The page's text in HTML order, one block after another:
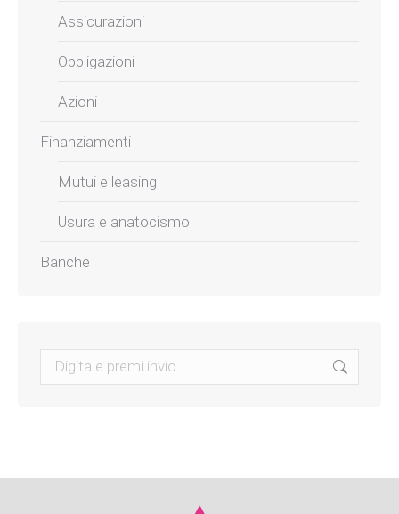
Assicurazioni
Obbligazioni
Azioni
Finanziamenti
Mutui e leasing
Usura e anatocismo
Banche
Search: